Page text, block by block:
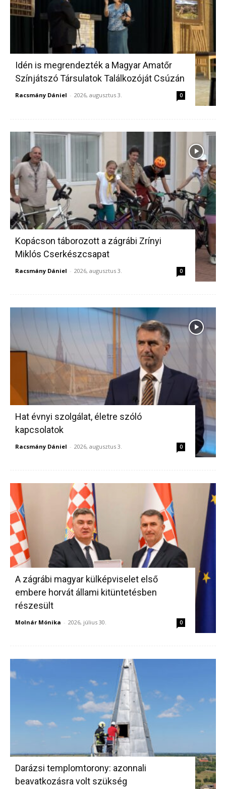
Idén is megrendezték a Magyar Amatőr
Színjátszó Társulatok Találkozóját Csúzán
Racsmány Dániel - 2026, augusztus 3. 0
Kopácson táborozott a zágrábi Zrínyi
Miklós Cserkészcsapat
Racsmány Dániel - 2026, augusztus 3. 0
Hat évnyi szolgálat, életre szóló
kapcsolatok
Racsmány Dániel - 2026, augusztus 3. 0
A zágrábi magyar külképviselet első
embere horvát állami kitüntetésben
részesült
Molnár Mónika - 2026, július 30. 0
Darázsi templomtorony: azonnali
beavatkozásra volt szükség